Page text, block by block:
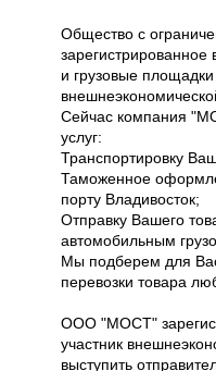
Общество с
и грузовые
Сейчас компания
услуг:
Транспортировку
Таможенное
порту Владивосток;
Отправку Вашего
автомобильным
Мы подберем для
перевозки товара
ООО "МОСТ"
участник
выступить